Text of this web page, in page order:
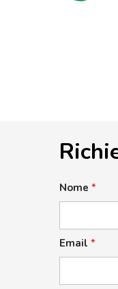
Nome *
Email *